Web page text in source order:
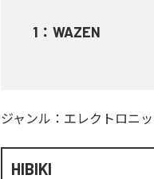
1 ： WAZEN
ジャンル： エレクトロニ
HIBIKI